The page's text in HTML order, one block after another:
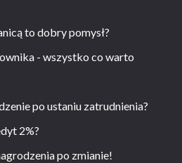
to dobry pomysł?
- wszystko co warto
po ustaniu zatrudnienia?
2%?
po zmianie!